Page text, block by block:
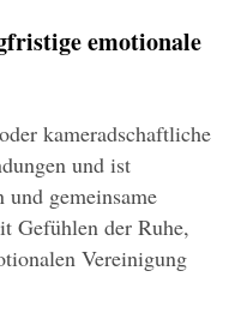
emotionale
kameradschaftliche
und ist
und gemeinsame
Gefühlen der Ruhe,
Vereinigung